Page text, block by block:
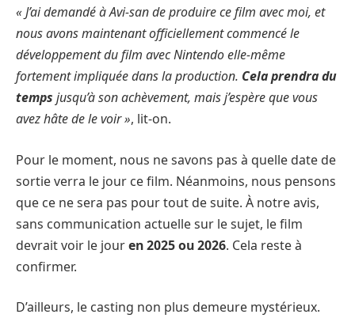
« J’ai demandé à Avi-san de produire ce film avec moi, et
nous avons maintenant officiellement commencé le
développement du film avec Nintendo elle-même
fortement impliquée dans la production. Cela prendra du
temps jusqu’à son achèvement, mais j’espère que vous
avez hâte de le voir », lit-on.
Pour le moment, nous ne savons pas à quelle date de
sortie verra le jour ce film. Néanmoins, nous pensons
que ce ne sera pas pour tout de suite. À notre avis,
sans communication actuelle sur le sujet, le film
devrait voir le jouren 2025 ou 2026. Cela reste à
confirmer.
D’ailleurs, le casting non plus demeure mystérieux.